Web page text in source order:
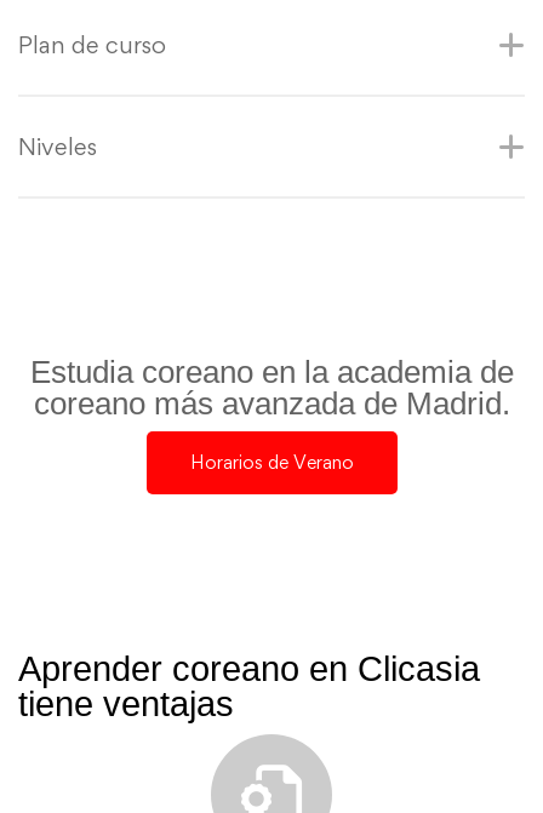
Plan de curso
Niveles
Estudia coreano en la academia de
coreano más avanzada de Madrid.
Horarios de Verano
Aprender coreano en Clicasia
tiene ventajas